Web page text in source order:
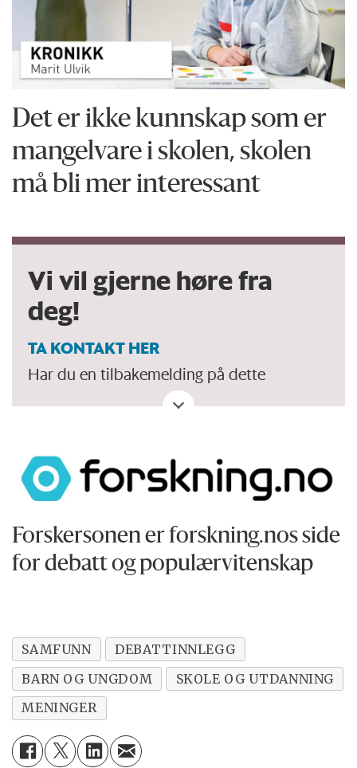
Det er ikke kunnskap som er
mangelvare i skolen, skolen
må bli mer interessant
Vi vil gjerne høre fra
deg!
TA KONTAKT HER
Har du en tilbakemelding på dette
debattinnlegget. Eller spørsmål, ros eller
tips om en viktig debatt?
Forskersonen er forskning.nos side
for debatt og populærvitenskap
SAMFUNN
DEBATTINNLEGG
BARN OG UNGDOM
SKOLE OG UTDANNING
MENINGER